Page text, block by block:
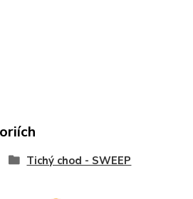
Tichý chod - SWEEP